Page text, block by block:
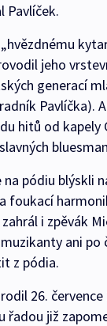
Pavlíček.
jeho
generací
Pavlíčka).
hitů od kapely
pódiu blýskli
foukací
i zpěvák
ani po
z pódia.
26. července
řadou již